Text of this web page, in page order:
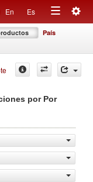
En Es
Toggle
País
por Por